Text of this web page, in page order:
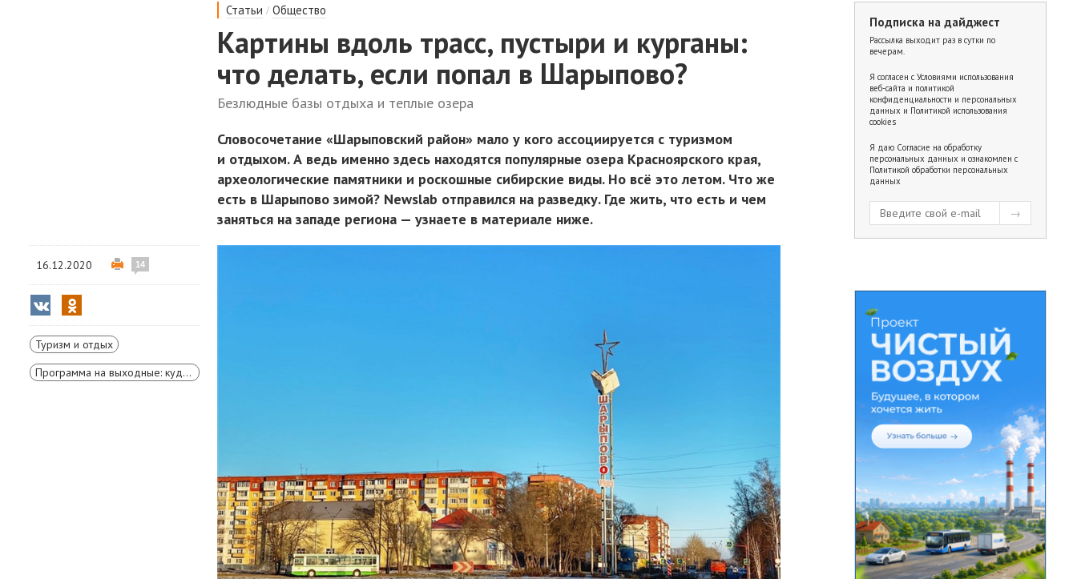
Статьи /Общество
Картины вдоль трасс, пустыри и курганы:
что делать, если попал в Шарыпово?
Безлюдные базы отдыха и теплые озера
Словосочетание «Шарыповский район» мало у кого ассоциируется с туризмом
и отдыхом. А ведь именно здесь находятся популярные озера Красноярского края,
археологические памятники и роскошные сибирские виды. Но всё это летом. Что же
есть в Шарыпово зимой? Newslab отправился на разведку. Где жить, что есть и чем
заняться на западе региона — узнаете в материале ниже.
16.12.2020 14
Туризм и отдых
Программа на выходные: куда съездить и чем заняться
Подписка на дайджест
Рассылка выходит раз в сутки по
вечерам.
Я согласен с Условиями использования
веб-сайта и политикой
конфиденциальности и персональных
данных и Политикой использования
cookies
Я даю Согласие на обработку
персональных данных и ознакомлен с
Политикой обработки персональных
данных